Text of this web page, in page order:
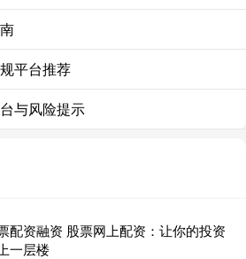
平台推荐
与风险提示
配资融资 股票网上配资：让你的投资
一层楼